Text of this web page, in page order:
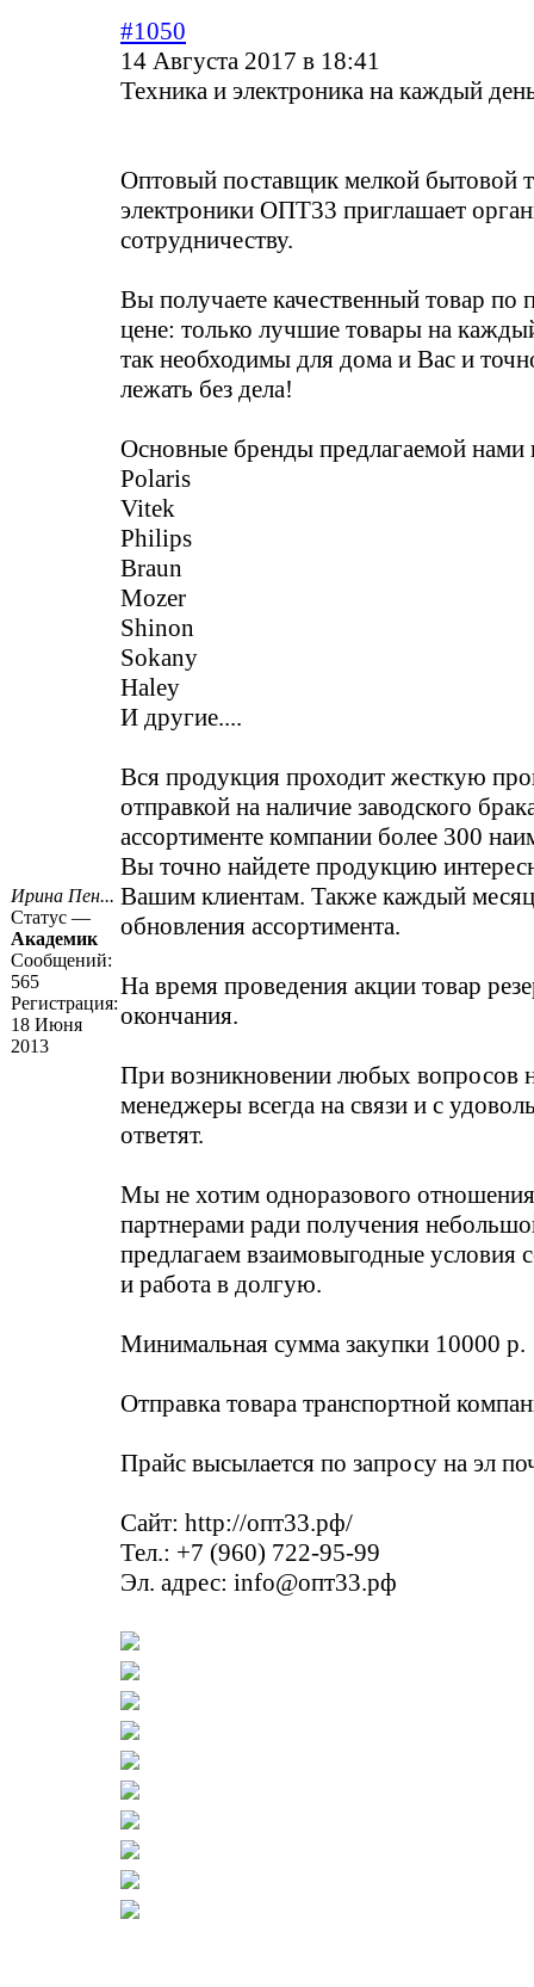
Ирина Пен...
Статус —
Академик
Сообщений:
565
Регистрация:
18 Июня
2013
#1050
14 Августа 2017 в 18:41
Техника и электроника на каждый
Оптовый поставщик мелкой бытовой
электроники ОПТ33 приглашает
сотрудничеству.
Вы получаете качественный товар по
цене: только лучшие товары на
так необходимы для дома и Вас и
лежать без дела!
Основные бренды предлагаемой нами
Polaris
Vitek
Philips
Braun
Mozer
Shinon
Sokany
Haley
И другие....
Вся продукция проходит жесткую
отправкой на наличие заводского
ассортименте компании более 300
Вы точно найдете продукцию
Вашим клиентам. Также каждый
обновления ассортимента.
На время проведения акции товар
окончания.
При возникновении любых вопросов
менеджеры всегда на связи и с
ответят.
Мы не хотим одноразового
партнерами ради получения
предлагаем взаимовыгодные условия
и работа в долгую.
Минимальная сумма закупки 10000 р.
Отправка товара транспортной
Прайс высылается по запросу на эл
Сайт: http://опт33.рф/
Тел.: +7 (960) 722-95-99
Эл. адрес: info@опт33.рф